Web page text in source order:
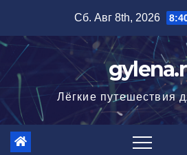
содержимому
Сб. Авг 8th, 2026
Лёгкие путешествия